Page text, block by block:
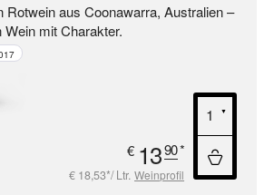
Rotwein aus Coonawarra, Australien –
Wein mit Charakter.
€ 1390*
€ 18,53*/ Ltr. Weinprofil